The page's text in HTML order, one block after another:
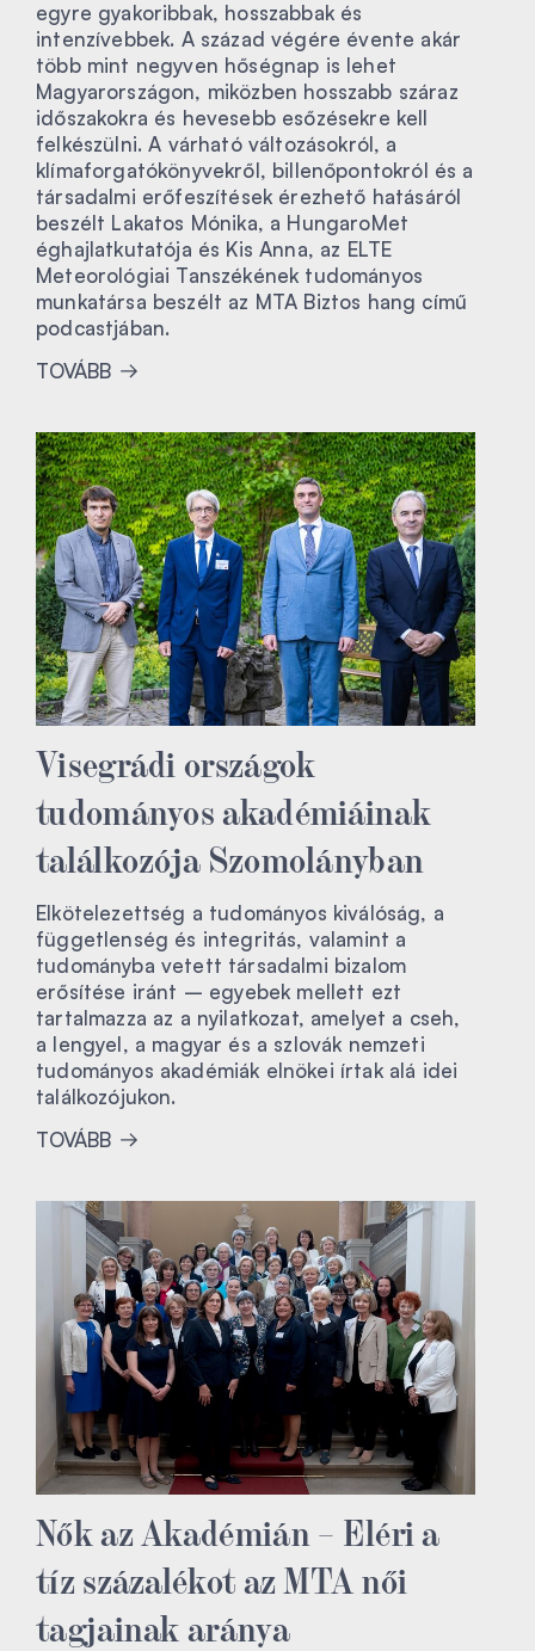
egyre gyakoribbak, hosszabbak és
intenzívebbek. A század végére évente akár
több mint negyven hőségnap is lehet
Magyarországon, miközben hosszabb száraz
időszakokra és hevesebb esőzésekre kell
felkészülni. A várható változásokról, a
klímaforgatókönyvekről, billenőpontokról és a
társadalmi erőfeszítések érezhető hatásáról
beszélt Lakatos Mónika, a HungaroMet
éghajlatkutatója és Kis Anna, az ELTE
Meteorológiai Tanszékének tudományos
munkatársa beszélt az MTA Biztos hang című
podcastjában.
TOVÁBB
Visegrádi országok
tudományos akadémiáinak
találkozója Szomolányban
Elkötelezettség a tudományos kiválóság, a
függetlenség és integritás, valamint a
tudományba vetett társadalmi bizalom
erősítése iránt – egyebek mellett ezt
tartalmazza az a nyilatkozat, amelyet a cseh,
a lengyel, a magyar és a szlovák nemzeti
tudományos akadémiák elnökei írtak alá idei
találkozójukon.
TOVÁBB
Nők az Akadémián – Eléri a
tíz százalékot az MTA női
tagjainak aránya